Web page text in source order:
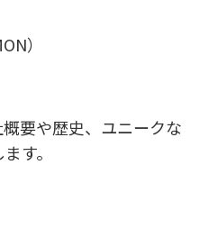
）
要や歴史、ユニークな
す。